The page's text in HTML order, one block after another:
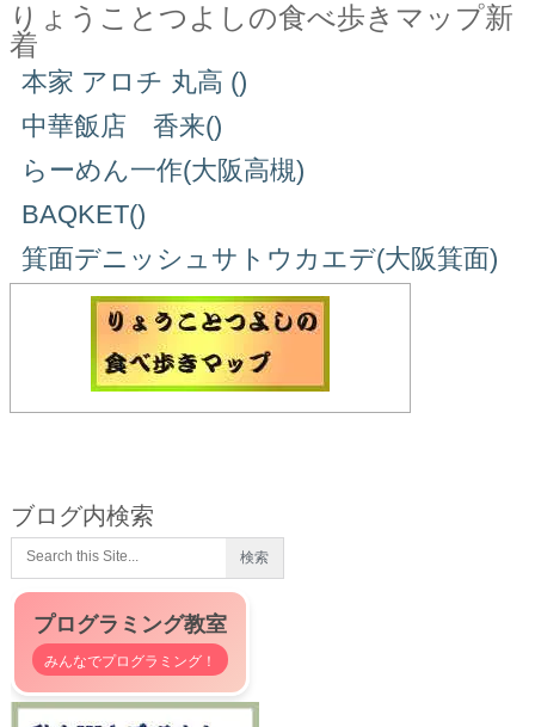
りょうことつよしの食べ歩きマップ新
着
本家 アロチ 丸高 ()
中華飯店 香来()
らーめん一作(大阪高槻)
BAQKET()
箕面デニッシュサトウカエデ(大阪箕面)
ブログ内検索
プログラミング教室
みんなでプログラミング！